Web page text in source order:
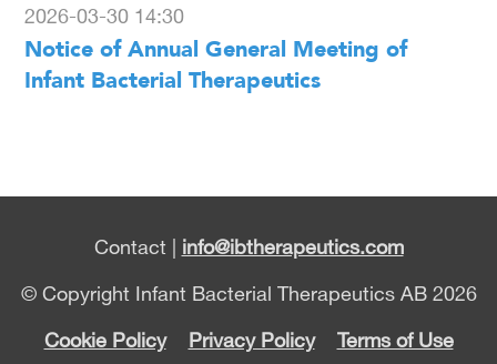
2026-03-30 14:30
Notice of Annual General Meeting of
Infant Bacterial Therapeutics
Contact | info@ibtherapeutics.com
© Copyright Infant Bacterial Therapeutics AB 2026
Cookie Policy Privacy Policy Terms of Use